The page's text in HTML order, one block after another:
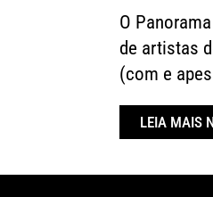
O
de artistas
(com e
LEIA MAIS